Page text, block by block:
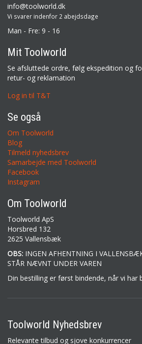
info@toolworld.dk
Vi svarer indenfor 2 abejdsdage
Man - Fre: 9 - 16
Mit Toolworld
Se afsluttede ordre, følg ekspedition og
retur- og reklamation
Log in til T&T
Se også
Om Toolworld
Blog
Tilmeld nyhedsbrev
Samarbejde med Toolworld
Facebook
Instagram
Om Toolworld
Toolworld ApS
Horsbred 132
2625 Vallensbæk
OBS: INGEN AFHENTNING I
STÅR NÆVNT UNDER VAREN
Din bestilling er først bindende, når vi
Toolworld Nyhedsbrev
Relevante tilbud og sjove konkurrencer